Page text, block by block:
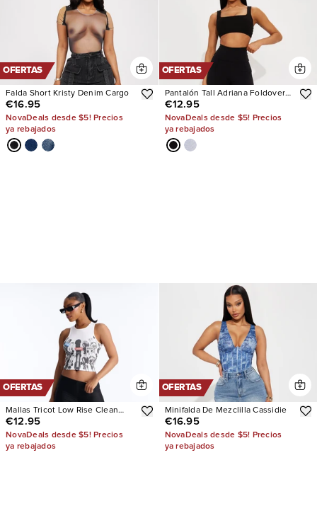
OFERTAS
Falda Short Kristy Denim Cargo
€16.95
NovaDeals desde $5! Precios
ya rebajados
OFERTAS
Pantalón Tall Adriana Foldover
Flare
€12.95
NovaDeals desde $5! Precios
ya rebajados
OFERTAS
Mallas Tricot Low Rise Clean
Waistband Capri
€12.95
NovaDeals desde $5! Precios
ya rebajados
OFERTAS
Minifalda De Mezclilla Cassidie
€16.95
NovaDeals desde $5! Precios
ya rebajados